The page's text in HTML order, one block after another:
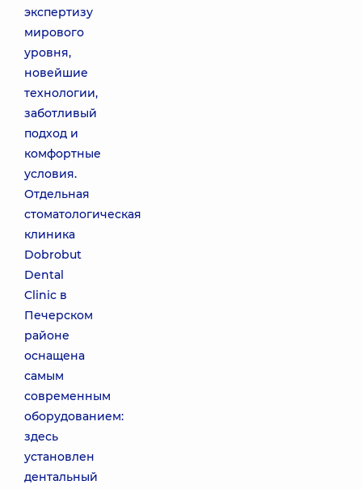
экспертизу
мирового
уровня,
новейшие
технологии,
заботливый
подход и
комфортные
условия.
Отдельная
стоматологическая
клиника
Dobrobut
Dental
Clinic в
Печерском
районе
оснащена
самым
современным
оборудованием:
здесь
установлен
дентальный